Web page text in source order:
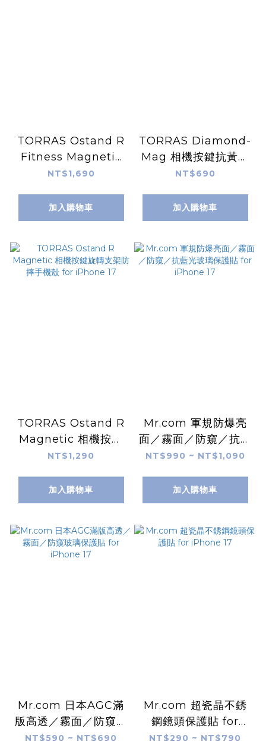
TORRAS Ostand R
Fitness Magnetic
相機按鍵旋轉支架防摔
17
NT$1,690
加入購物車
TORRAS Diamond-
Mag 相機按鍵抗黃化
防摔手機殼 for
NT$690
加入購物車
TORRAS Ostand R
Magnetic 相機按鍵
旋轉支架防摔手機殼
NT$1,290
加入購物車
Mr.com 軍規防爆亮
面／霧面／防窺／抗藍
光玻璃保護貼 for
NT$990 ~ NT$1,090
加入購物車
Mr.com 日本AGC滿
版高透／霧面／防窺玻
璃保護貼 for iPhone
NT$590 ~ NT$690
Mr.com 超瓷晶不銹
鋼鏡頭保護貼 for
iPhone 17
NT$290 ~ NT$790